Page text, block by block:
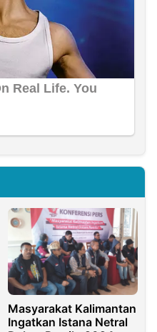
Masyarakat Kalimantan
Ingatkan Istana Netral